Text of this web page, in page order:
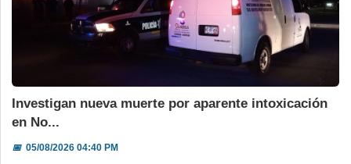
Investigan nueva muerte por aparente intoxicación
en No...
📅05/08/2026 04:40 PM